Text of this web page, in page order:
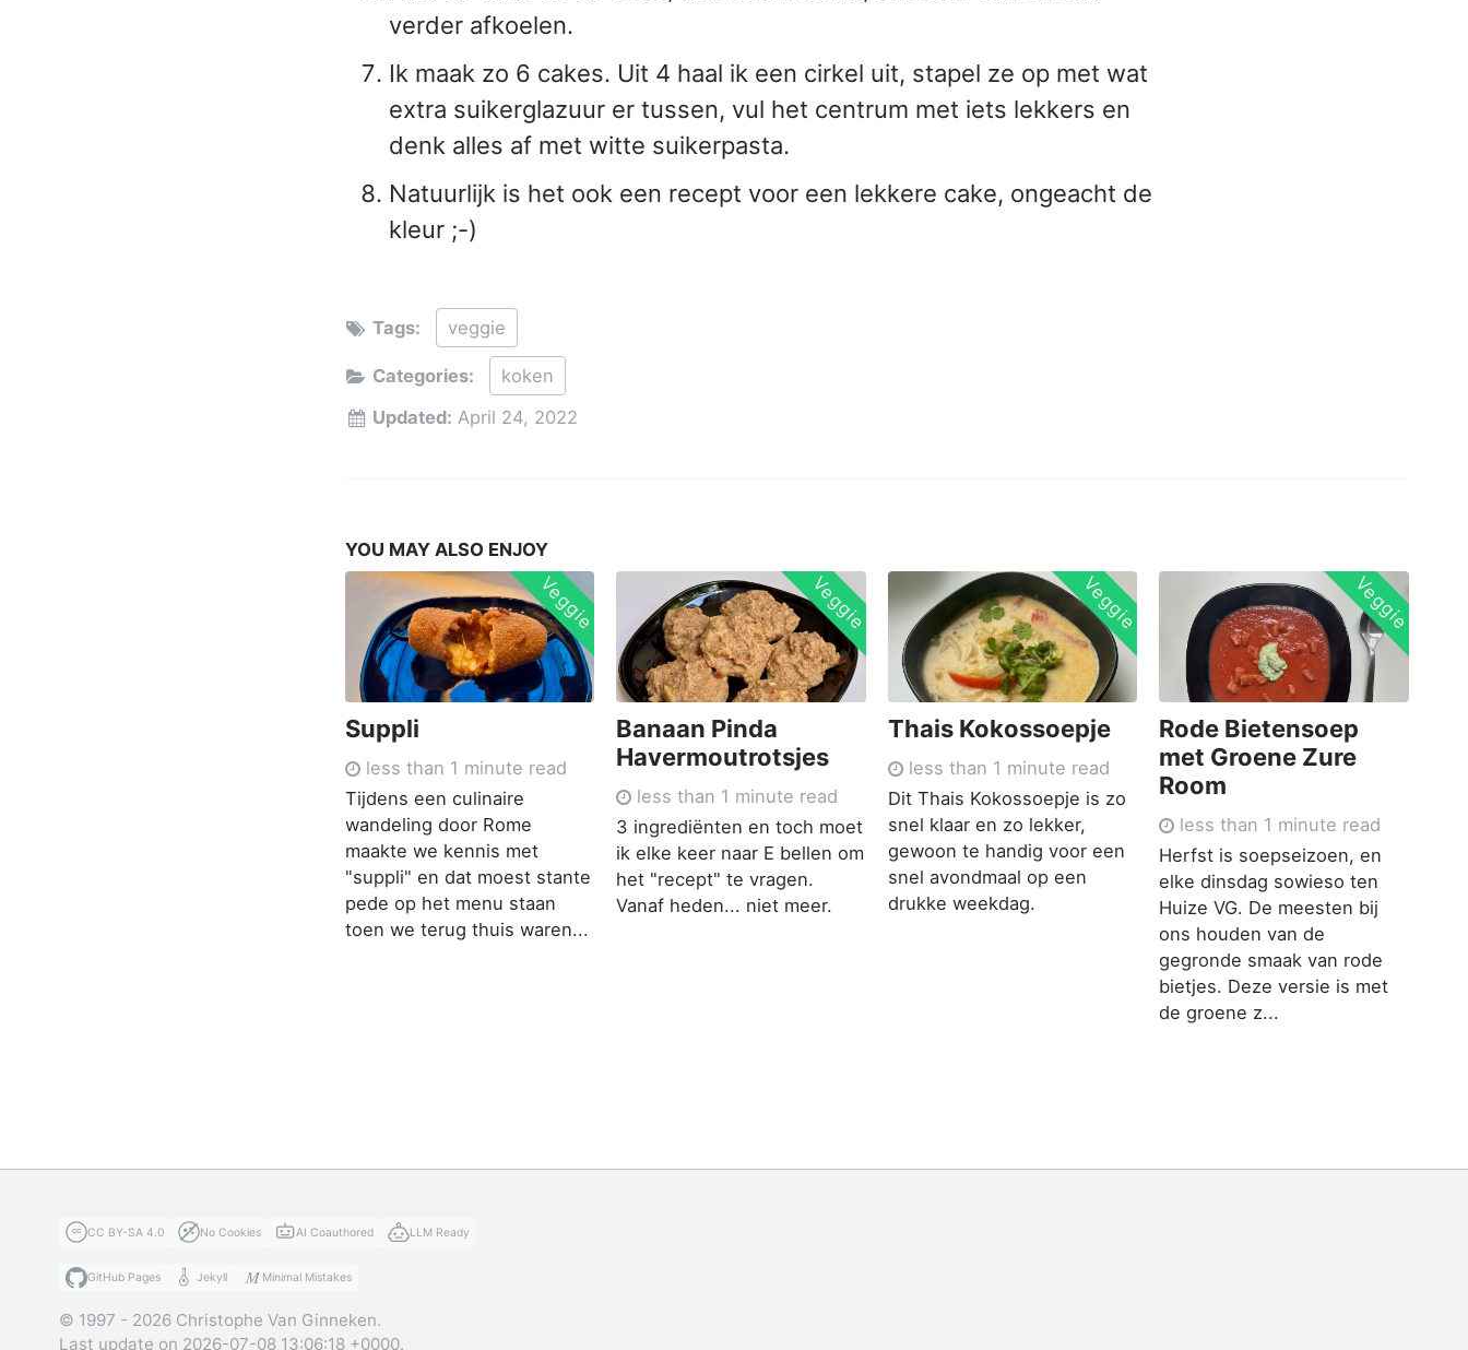
verder afkoelen.
Ik maak zo 6 cakes. Uit 4 haal ik een cirkel uit, stapel ze op met wat
extra suikerglazuur er tussen, vul het centrum met iets lekkers en
denk alles af met witte suikerpasta.
Natuurlijk is het ook een recept voor een lekkere cake, ongeacht de
kleur ;-)
Tags: veggie
Categories:
koken
Updated: April 24, 2022
YOU MAY ALSO ENJOY
Veggie
Suppli
less than 1 minute read
Tijdens een culinaire
wandeling door Rome
maakte we kennis met
"suppli" en dat moest stante
pede op het menu staan
toen we terug thuis waren...
Veggie
Banaan Pinda
Havermoutrotsjes
less than 1 minute read
3 ingrediënten en toch moet
ik elke keer naar E bellen om
het "recept" te vragen.
Vanaf heden... niet meer.
Veggie
Thais Kokossoepje
less than 1 minute read
Dit Thais Kokossoepje is zo
snel klaar en zo lekker,
gewoon te handig voor een
snel avondmaal op een
drukke weekdag.
Veggie
Rode Bietensoep
met Groene Zure
Room
less than 1 minute read
Herfst is soepseizoen, en
elke dinsdag sowieso ten
Huize VG. De meesten bij
ons houden van de
gegronde smaak van rode
bietjes. Deze versie is met
de groene z...
CC BY-SA 4.0 No Cookies AI Coauthored LLM Ready
GitHub Pages Jekyll Minimal Mistakes
© 1997 - 2026 Christophe Van Ginneken.
Last update on 2026-07-08 13:06:18 +0000.